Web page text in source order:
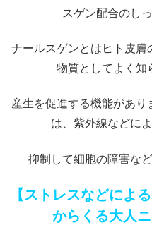
スゲン配合のし
ナールスゲンとはヒト皮
物質としてよく知
産生を促進する機能があ
は、紫外線などに
抑制して細胞の障害な
【ストレスなどによ
からくる大人